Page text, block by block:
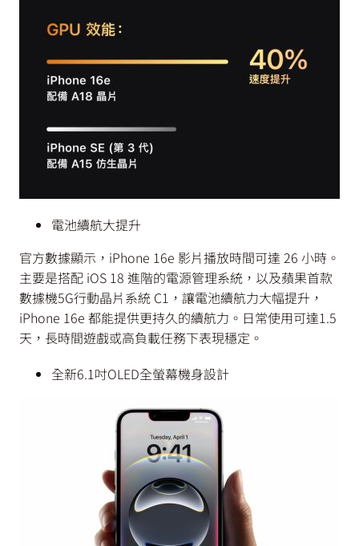
電池續航大提升
官方數據顯示，iPhone 16e 影片播放時間可達 26 小時。
主要是搭配 iOS 18 進階的電源管理系統，以及蘋果首款
數據機5G行動晶片系統 C1，讓電池續航力大幅提升，
iPhone 16e 都能提供更持久的續航力。日常使用可達1.5
天，長時間遊戲或高負載任務下表現穩定。
全新6.1吋OLED全螢幕機身設計